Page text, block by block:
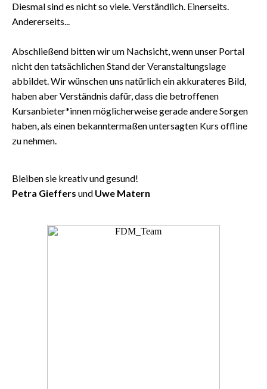
Diesmal sind es nicht so viele. Verständlich. Einerseits.
Andererseits...
Abschließend bitten wir um Nachsicht, wenn unser Portal
nicht den tatsächlichen Stand der Veranstaltungslage
abbildet. Wir wünschen uns natürlich ein akkurateres Bild,
haben aber Verständnis dafür, dass die betroffenen
Kursanbieter*innen möglicherweise gerade andere Sorgen
haben, als einen bekanntermaßen untersagten Kurs offline
zu nehmen.
Bleiben sie kreativ und gesund!
Petra Gieffers und Uwe Matern